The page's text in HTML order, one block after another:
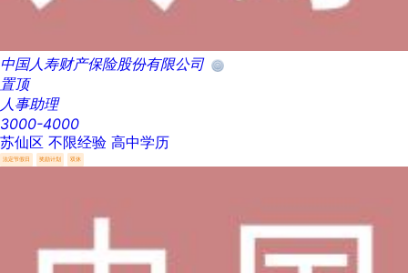
中国人寿财产保险股份有限公司
置顶
人事助理
3000-4000
苏仙区 不限经验 高中学历
法定节假日 奖励计划 双休